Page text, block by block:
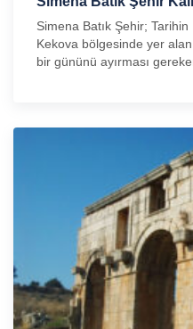
Simena Batık Şehir;
Kekova bölgesinde yer
bir gününü ayırması